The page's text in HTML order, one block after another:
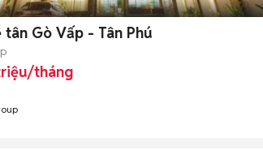
tân Gò Vấp - Tân Phú
tháng